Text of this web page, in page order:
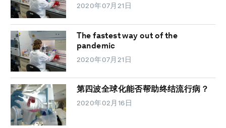
2020年07月21日
The fastest way out of the
pandemic
2020年07月21日
第四波全球化能否帮助终结流行病？
2020年02月16日